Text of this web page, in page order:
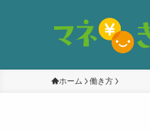
ホーム 働き方